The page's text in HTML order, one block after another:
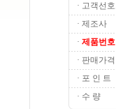
· 고객선호
· 제조사
· 제품번호
· 판매가격
· 포 인 트
· 수 량